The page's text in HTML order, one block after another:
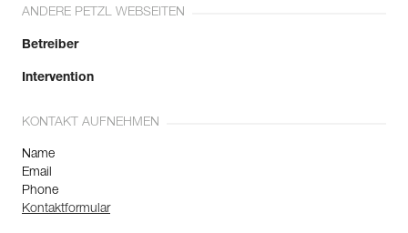
ANDERE PETZL WEBSEITEN
Betreiber
Intervention
KONTAKT AUFNEHMEN
Name
Email
Phone
Kontaktformular